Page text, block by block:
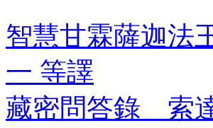
智慧甘霖薩迦法
一 等譯
藏密問答錄 索